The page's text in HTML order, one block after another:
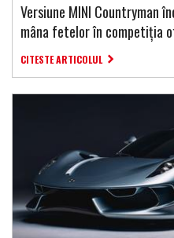
Versiune MINI Countryman
mâna fetelor în competiția
CITESTE ARTICOLUL